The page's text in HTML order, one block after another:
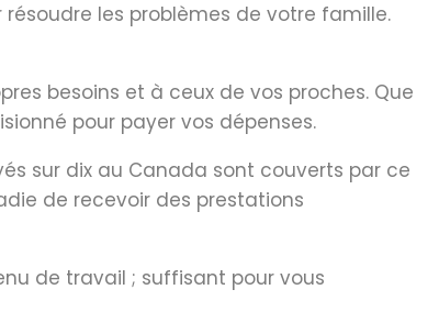
les problèmes de votre famille.
besoins et à ceux de vos proches. Que
pour payer vos dépenses.
sur dix au Canada sont couverts par ce
de recevoir des prestations
de travail ; suffisant pour vous